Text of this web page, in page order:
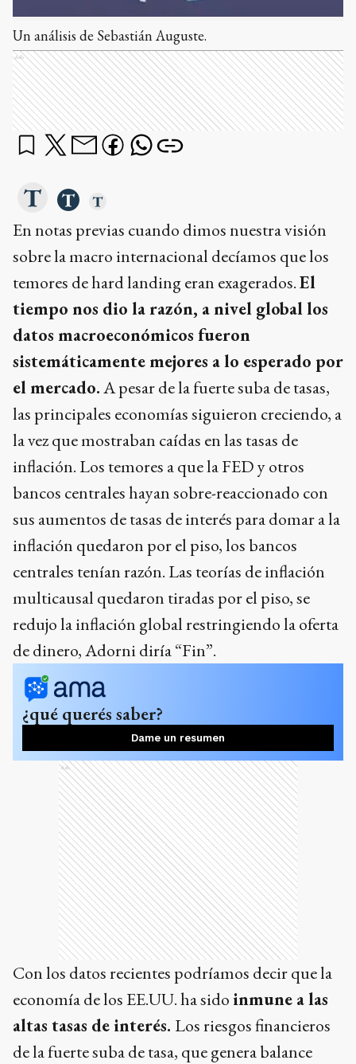
Un análisis de Sebastián Auguste.
Ads
En notas previas cuando dimos nuestra visión
sobre la macro internacional decíamos que los
temores de hard landing eran exagerados.El
tiempo nos dio la razón, a nivel global los
datos macroeconómicos fueron
sistemáticamente mejores a lo esperado por
el mercado.A pesar de la fuerte suba de tasas,
las principales economías siguieron creciendo, a
la vez que mostraban caídas en las tasas de
inflación. Los temores a que la FED y otros
bancos centrales hayan sobre-reaccionado con
sus aumentos de tasas de interés para domar a la
inflación quedaron por el piso, los bancos
centrales tenían razón. Las teorías de inflación
multicausal quedaron tiradas por el piso, se
redujo la inflación global restringiendo la oferta
de dinero, Adorni diría “Fin”.
¿qué querés saber?
Dame un resumen
Ads
Con los datos recientes podríamos decir que la
economía de los EE.UU. ha sido inmune a las
altas tasas de interés. Los riesgos financieros
de la fuerte suba de tasa, que genera balance